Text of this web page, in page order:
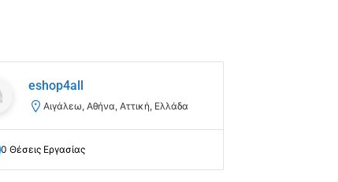
eshop4all
Αιγάλεω, Αθήνα, Αττική, Ελλάδα
0 Θέσεις Εργασίας